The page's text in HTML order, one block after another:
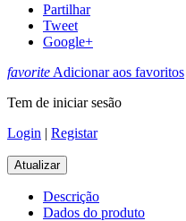
Partilhar
Tweet
Google+
favorite Adicionar aos favoritos
Tem de iniciar sesão
Login | Registar
Descrição
Dados do produto